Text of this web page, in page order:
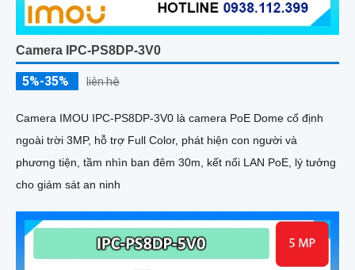
Camera IPC-PS8DP-3V0
5%-35% liên hệ
Camera IMOU IPC-PS8DP-3V0 là camera PoE Dome cố định
ngoài trời 3MP, hỗ trợ Full Color, phát hiện con người và
phương tiện, tầm nhìn ban đêm 30m, kết nối LAN PoE, lý tưởng
cho giám sát an ninh